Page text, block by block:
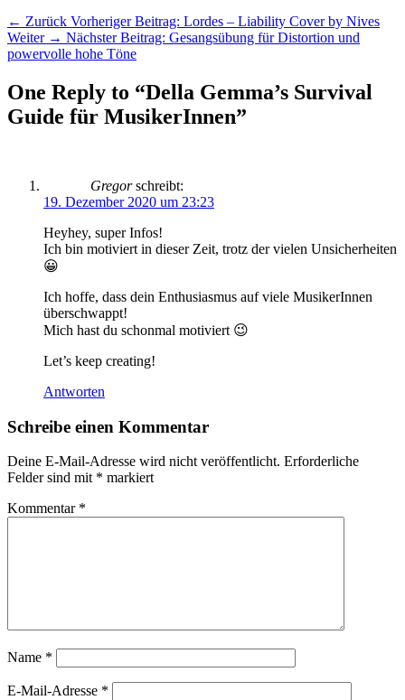
← Zurück Vorheriger Beitrag: Lordes – Liability Cover by Nives
Weiter → Nächster Beitrag: Gesangsübung für Distortion und
powervolle hohe Töne
One Reply to “Della Gemma’s Survival
Guide für MusikerInnen”
Gregor schreibt:
19. Dezember 2020 um 23:23
Heyhey, super Infos!
Ich bin motiviert in dieser Zeit, trotz der vielen Unsicherheiten
😀
Ich hoffe, dass dein Enthusiasmus auf viele MusikerInnen
überschwappt!
Mich hast du schonmal motiviert 😉
Let’s keep creating!
Antworten
Schreibe einen Kommentar
Deine E-Mail-Adresse wird nicht veröffentlicht. Erforderliche
Felder sind mit * markiert
Kommentar *
Name *
E-Mail-Adresse *